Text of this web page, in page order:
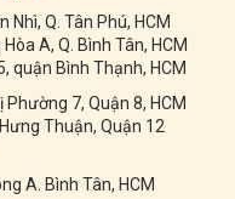
Nhì, Q. Tân Phú, HCM
A, Q. Bình Tân, HCM
quận Bình Thạnh, HCM
7, Quận 8, HCM
Thuận, Quận 12
A. Bình Tân, HCM